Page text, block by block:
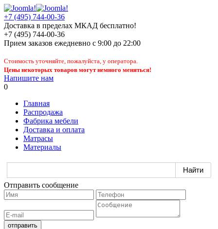
+7 (495) 744-00-36
Доставка в пределах МКАД бесплатно!
+7 (495) 744-00-36
Прием заказов ежедневно с 9:00 до 22:00
Стоимость уточняйте, пожалуйста, у оператора.
Цены некоторых товаров могут немного меняться!
Напишите нам
0
Главная
Распродажа
Фабрика мебели
Доставка и оплата
Матрасы
Материалы
Отправить сообщение